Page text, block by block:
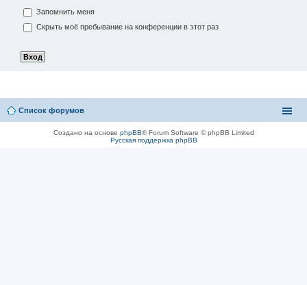
Запомнить меня
Скрыть моё пребывание на конференции в этот раз
Список форумов
Создано на основе phpBB® Forum Software © phpBB Limited
Русская поддержка phpBB